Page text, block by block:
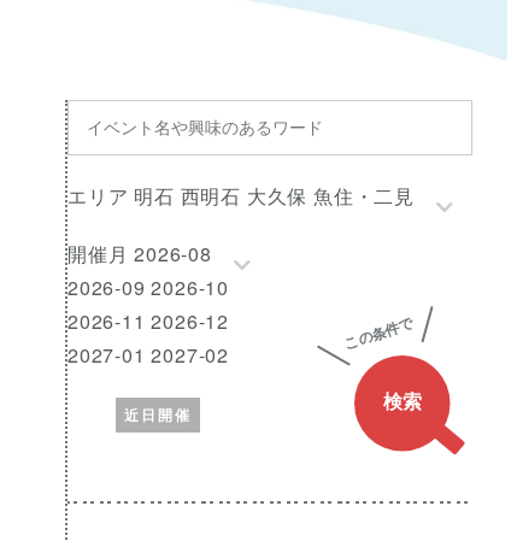
イ
ベ
ン
ト
名
や
興
味
の
あ
る
ワ
ー
エ
リ
ア
エリア 明石 西明石 大久保 魚住・二見
開
催
月
開催月 2026-08
2026-09 2026-10
2026-11 2026-12
2027-01 2027-02
近日開催